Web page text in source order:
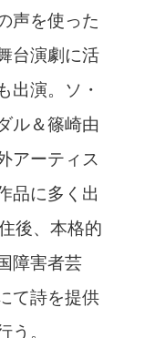
声を使った
台演劇に活
出演。ソ・
ル＆篠崎由
アーティス
品に多く出
後、本格的
障害者芸
て詩を提供
。